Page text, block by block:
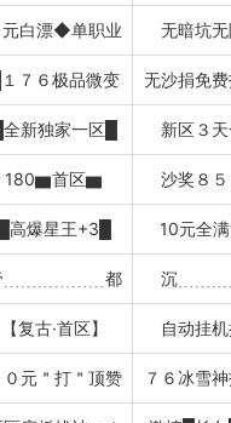
元白漂◆单职业 无暗坑
█１７６极品微变 无沙捐免
█全新独家一区█ 新区３
180▆首区▆ 沙奖８
█高爆星王+3█ 10元全
﹍﹍﹍﹍﹍﹍都 沉
【复古·首区】 自动挂
０元＂打＂顶赞 ７６冰雪